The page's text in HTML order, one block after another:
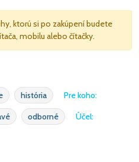
ktorú si po zakúpení budete
mobilu alebo čítačky.
história
Pre koho:
odborné
Účel: